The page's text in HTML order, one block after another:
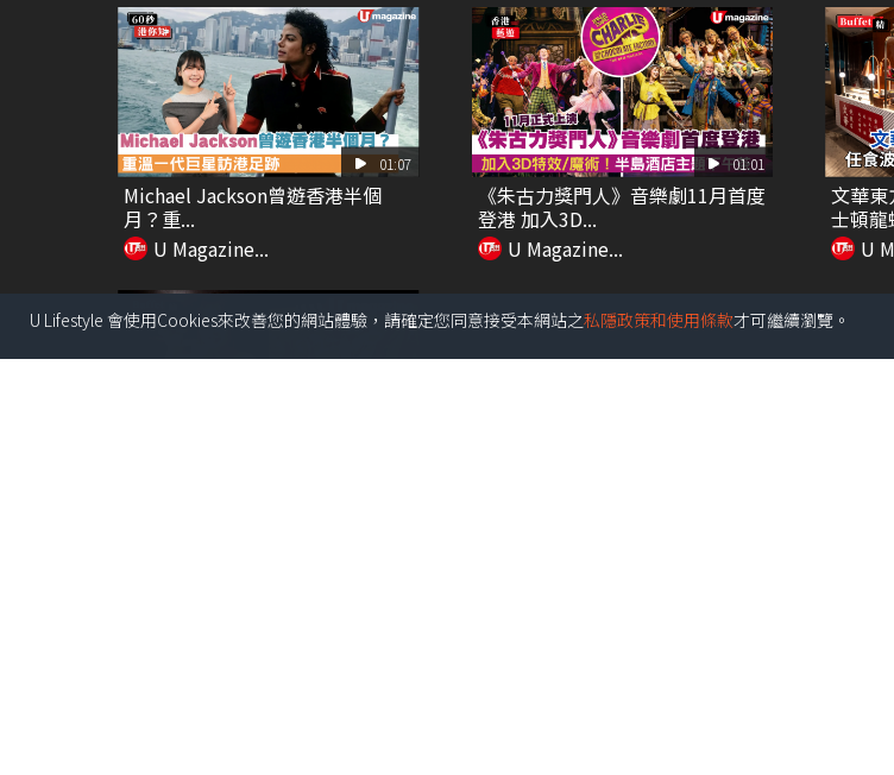
U Lifestyle 會使用Cookies來改善您的網站體驗，請確定您同意接受本網站之私隱政策和使用條款才可繼續瀏覽。
01:07
Michael Jackson曾遊香港半個
月？重...
U Magazine...
01:01
《朱古力獎門人》音樂劇11月首度
登港 加入3D...
U Magazine...
文華東
士頓龍
U